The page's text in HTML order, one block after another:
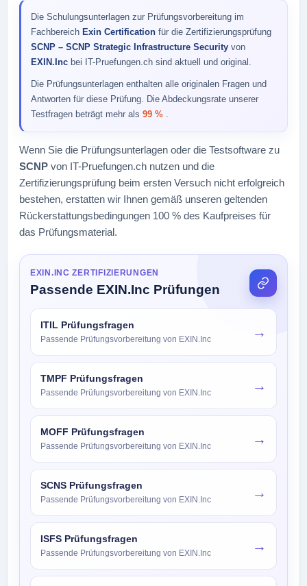
Die Schulungsunterlagen zur Prüfungsvorbereitung im
Fachbereich Exin Certification für die Zertifizierungsprüfung
SCNP – SCNP Strategic Infrastructure Security von
EXIN.Inc bei IT-Pruefungen.ch sind aktuell und original.
Die Prüfungsunterlagen enthalten alle originalen Fragen und
Antworten für diese Prüfung. Die Abdeckungsrate unserer
Testfragen beträgt mehr als 99 % .
Wenn Sie die Prüfungsunterlagen oder die Testsoftware zu
SCNP von IT-Pruefungen.ch nutzen und die
Zertifizierungsprüfung beim ersten Versuch nicht erfolgreich
bestehen, erstatten wir Ihnen gemäß unseren geltenden
Rückerstattungsbedingungen 100 % des Kaufpreises für
das Prüfungsmaterial.
EXIN.INC ZERTIFIZIERUNGEN
Passende EXIN.Inc Prüfungen
ITIL Prüfungsfragen
Passende Prüfungsvorbereitung von EXIN.Inc →
TMPF Prüfungsfragen
Passende Prüfungsvorbereitung von EXIN.Inc →
MOFF Prüfungsfragen
Passende Prüfungsvorbereitung von EXIN.Inc →
SCNS Prüfungsfragen
Passende Prüfungsvorbereitung von EXIN.Inc →
ISFS Prüfungsfragen
Passende Prüfungsvorbereitung von EXIN.Inc →